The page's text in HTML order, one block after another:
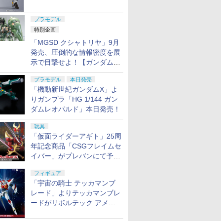
プラモデル
特別企画
「MGSD クシャトリヤ」9月
発売、圧倒的な情報密度を展
示で目撃せよ！【ガンダムベ
ース撮り下ろし】
プラモデル 本日発売
「機動新世紀ガンダムX」よ
りガンプラ「HG 1/144 ガン
ダムレオパルド」本日発売！
玩具
「仮面ライダーアギト」25周
年記念商品「CSGフレイムセ
イバー」がプレバンにて予約
開始
フィギュア
「宇宙の騎士 テッカマンブ
レード」よりテッカマンブレ
ードがリボルテック アメイ